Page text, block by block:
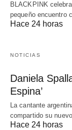
BLACKPINK
pequeño encuentro
Hace 24 horas
NOTICIAS
Daniela
Espina’
La cantante
compartido su
Hace 24 horas